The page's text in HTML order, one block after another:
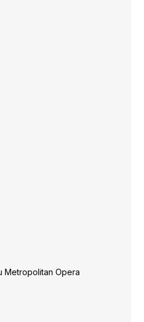
Opera